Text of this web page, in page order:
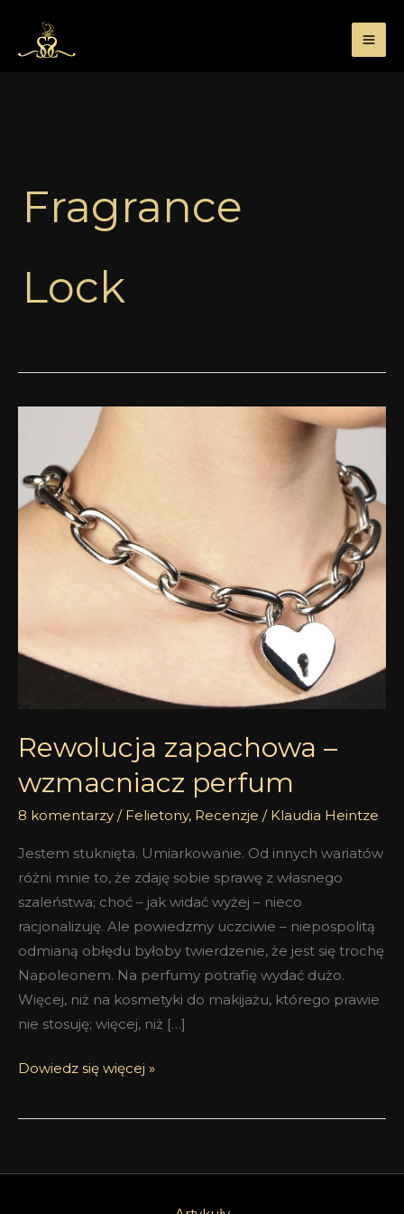
treści
Fragrance
Lock
Rewolucja zapachowa –
wzmacniacz perfum
8 komentarzy / Felietony, Recenzje / Klaudia Heintze
Jestem stuknięta. Umiarkowanie. Od innych wariatów
różni mnie to, że zdaję sobie sprawę z własnego
szaleństwa; choć – jak widać wyżej – nieco
racjonalizuję. Ale powiedzmy uczciwie – niepospolitą
odmianą obłędu byłoby twierdzenie, że jest się trochę
Napoleonem. Na perfumy potrafię wydać dużo.
Więcej, niż na kosmetyki do makijażu, którego prawie
nie stosuję; więcej, niż […]
zapachowa
wzmacniacz
perfum
Dowiedz się więcej »